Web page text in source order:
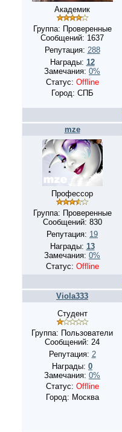
Академик
Группа: Проверенные
Сообщений: 1637
Репутация: 288
Награды: 12
Замечания: 0%
Статус: Offline
Город: СПБ
mze
Профессор
Группа: Проверенные
Сообщений: 830
Репутация: 19
Награды: 13
Замечания: 0%
Статус: Offline
Viola333
Студент
Группа: Пользователи
Сообщений: 24
Репутация: 2
Награды: 0
Замечания: 0%
Статус: Offline
Город: Москва